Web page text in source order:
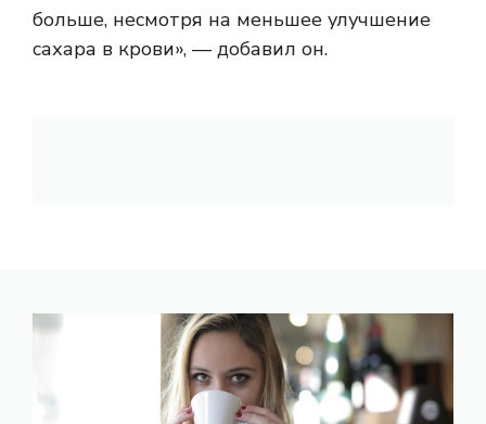
больше, несмотря на меньшее улучшение
сахара в крови», — добавил он.